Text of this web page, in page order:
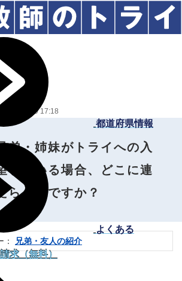
都道府県情報
よくある
求（無料）
11/19 17:18
弟・姉妹がトライへの入
している場合、どこに連
らよいですか？
兄弟・友人の紹介